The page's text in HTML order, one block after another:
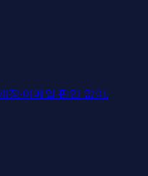
·이메일·팝업 없이.